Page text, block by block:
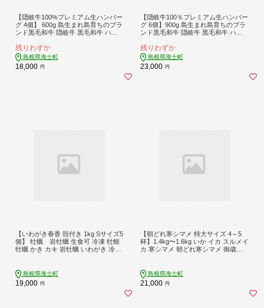
【隠岐牛100%プレミアム生ハンバー
グ 4個】 600g 島生まれ島育ちのブラ
ンド黒毛和牛 隠岐牛 黒毛和牛 ハン
残りわずか
島根県海士町
18,000 円
【隠岐牛100％プレミアム生ハンバー
グ 6個】900g 島生まれ島育ちのブラ
ンド黒毛和牛 隠岐牛 黒毛和牛 ハン
残りわずか
島根県海士町
23,000 円
【いわがき春香 殻付き 1kg Sサイズ5
個】 牡蠣 岩牡蠣 生食可 冷凍 牡蛎
牡蠣 かき カキ 岩牡蠣 いわがき 冷凍
島根県海士町
19,000 円
【朝どれ寒シマメ 特大サイズ 4～5
杯】1.4kg〜1.6kg いか イカ スルメイ
カ 寒シマメ 朝どれ寒シマメ 御歳暮
島根県海士町
21,000 円